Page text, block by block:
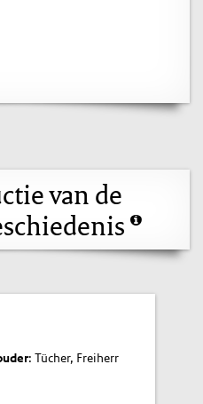
van de
: Tücher, Freiherr